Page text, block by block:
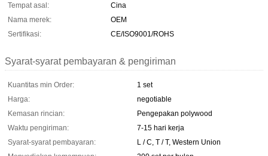
Tempat asal:
Cina
Nama merek:
OEM
Sertifikasi:
CE/ISO9001/ROHS
Syarat-syarat pembayaran & pengiriman
Kuantitas min Order:
1 set
Harga:
negotiable
Kemasan rincian:
Pengepakan polywood
Waktu pengiriman:
7-15 hari kerja
Syarat-syarat pembayaran:
L / C, T / T, Western Union